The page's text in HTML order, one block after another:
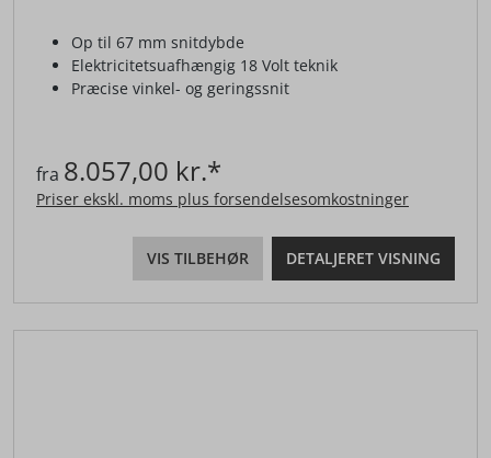
Op til 67 mm snitdybde
Elektricitetsuafhængig 18 Volt teknik
Præcise vinkel- og geringssnit
fra 8.057,00 kr.*
Priser ekskl. moms plus forsendelsesomkostninger
VIS TILBEHØR DETALJERET VISNING